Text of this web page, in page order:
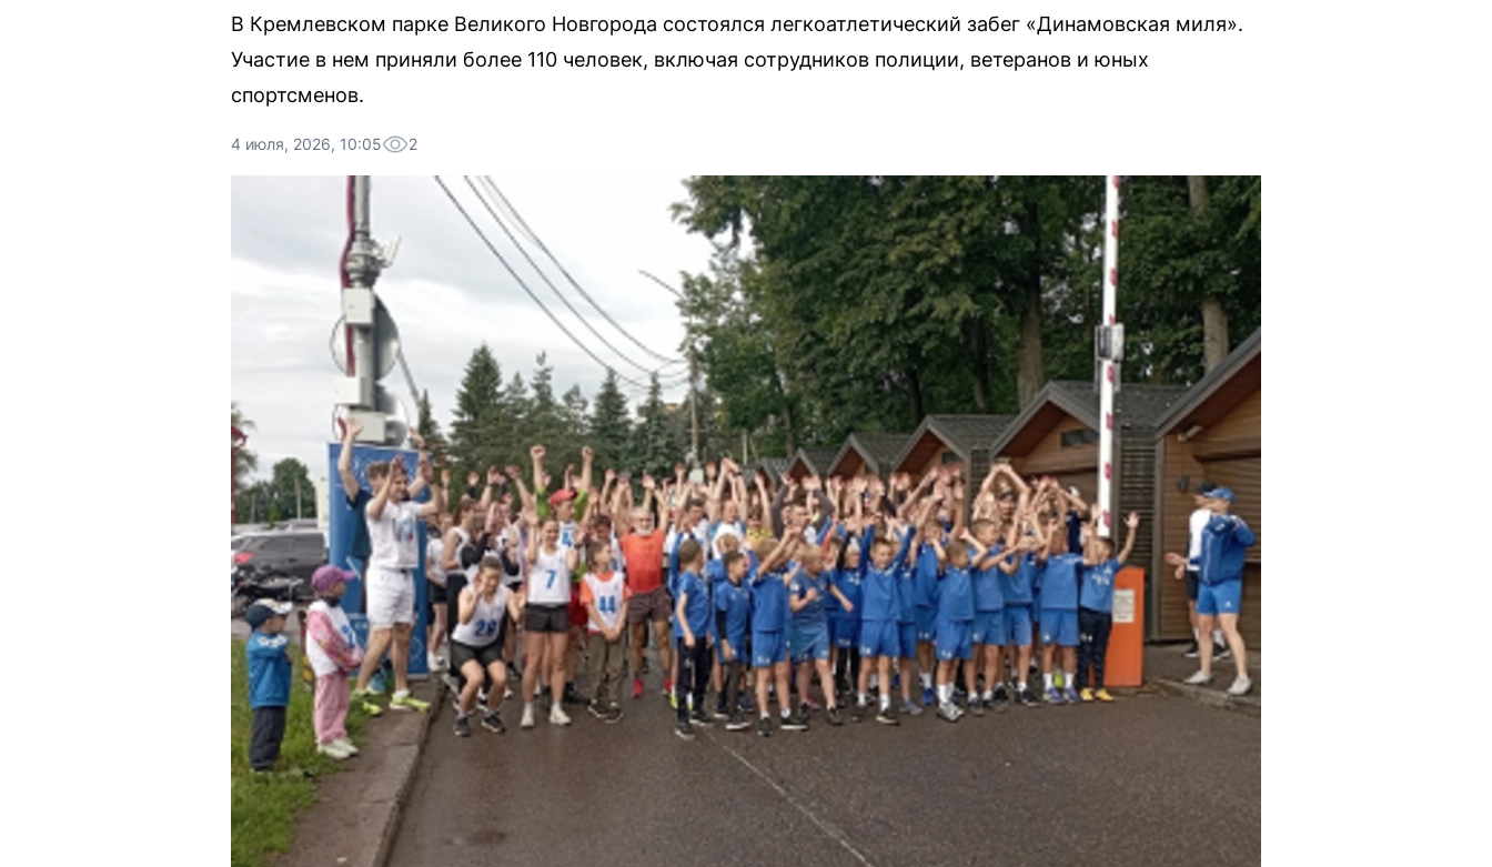
В Кремлевском парке Великого Новгорода состоялся легкоатлетический забег «Динамовская миля».
Участие в нем приняли более 110 человек, включая сотрудников полиции, ветеранов и юных
спортсменов.
4 июля, 2026, 10:05 2